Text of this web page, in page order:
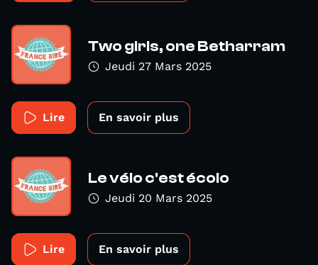
Two girls, one Betharram
Jeudi 27 Mars 2025
Lire En savoir plus
Le vélo c'est écolo
Jeudi 20 Mars 2025
Lire En savoir plus